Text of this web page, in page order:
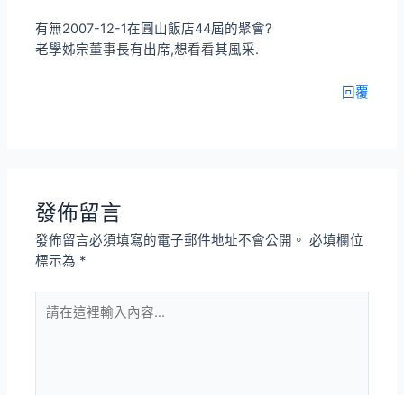
有無2007-12-1在圓山飯店44屆的聚會?
老學姊宗董事長有出席,想看看其風采.
回覆
發佈留言
發佈留言必須填寫的電子郵件地址不會公開。 必填欄位
標示為 *
在